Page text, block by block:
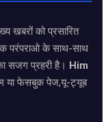
खबरों को प्रसारित
परंपराओ के साथ-साथ
सजग प्रहरी है। Him
या फेसबुक पेज,यू-ट्यूब